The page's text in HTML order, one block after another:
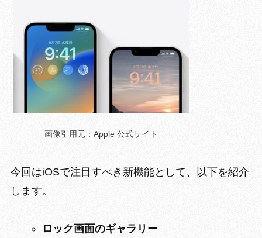
画像引用元：Apple 公式サイト
今回はiOSで注目すべき新機能として、以下を紹介
します。
ロック画面のギャラリー